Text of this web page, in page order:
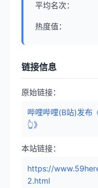
平均名次：
热度值：
链接信息
原始链接：
哔哩哔哩(B站)发布
👆》
本站链接：
https://
2.html